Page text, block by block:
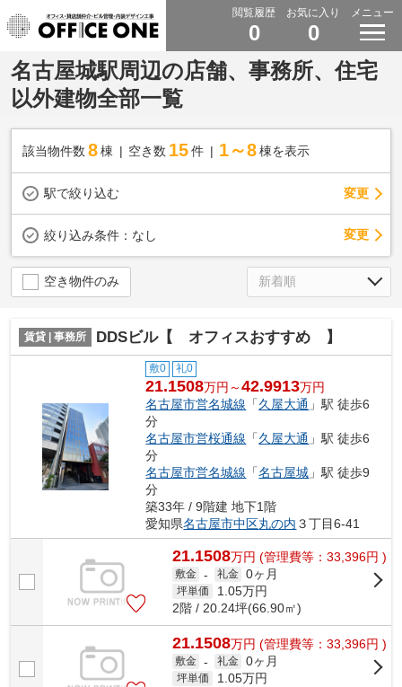
閲覧履歴
0
お気に入り
0
メニュー
名古屋城駅周辺の店舗、事務所、住宅
以外建物全部一覧
該当物件数 8棟 空き数 15 件 1～8 棟を表示
駅で絞り込む 変更
絞り込み条件： なし 変更
空き物件のみ
賃貸 | 事務所 DDSビル【 オフィスおすすめ 】
敷0 礼0
21.1508万円～42.9913万円
名古屋市営名城線 「久屋大通 」駅 徒歩6
分
名古屋市営桜通線 「久屋大通 」駅 徒歩6
分
名古屋市営名城線 「名古屋城 」駅 徒歩9
分
築33年 / 9階建 地下1階
愛知県名古屋市中区丸の内 ３丁目6-41
21.1508万円 (管理費等：33,396円 )
敷金 - 礼金 0ヶ月
坪単価 1.05万円
2階 / 20.24坪(66.90㎡)
21.1508万円 (管理費等：33,396円 )
敷金 - 礼金 0ヶ月
坪単価 1.05万円